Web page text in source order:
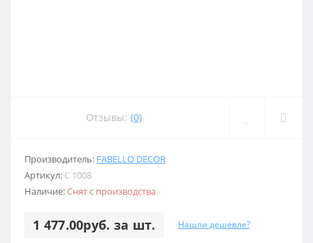
Отзывы: (0)
Производитель: FABELLO DECOR
Артикул: C 1008
Наличие:Снят с производства
1 477.00руб. за шт. Нашли дешевле?